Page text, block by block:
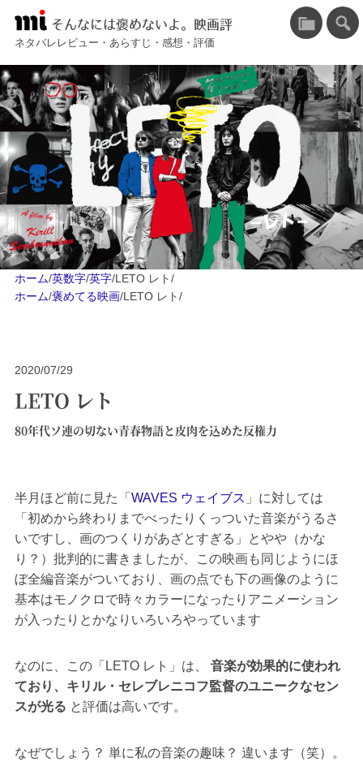
そんなには褒めないよ。映画評
ネタバレレビュー・あらすじ・感想・評価
ホーム/英数字/英字/LETO レト/
ホーム/褒めてる映画/LETO レト/
2020/07/29
LETO レト
80年代ソ連の切ない青春物語と皮肉を込めた反権力
半月ほど前に見た「 WAVES ウェイブス 」に対しては
「初めから終わりまでべったりくっついた音楽がうるさ
いですし、画のつくりがあざとすぎる」とやや（かな
り？）批判的に書きましたが、この映画も同じようにほ
ぼ全編音楽がついており、画の点でも下の画像のように
基本はモノクロで時々カラーになったりアニメーション
が入ったりとかなりいろいろやっています
なのに、この「LETO レト」は、
音楽が効果的に使われ
ており、キリル・セレブレニコフ監督のユニークなセン
スが光る と評価は高いです。
なぜでしょう？ 単に私の音楽の趣味？ 違います（笑）。